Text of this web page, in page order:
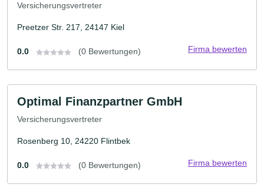
Versicherungsvertreter
Preetzer Str. 217, 24147 Kiel
0.0 (0 Bewertungen) Firma bewerten
Optimal Finanzpartner GmbH
Versicherungsvertreter
Rosenberg 10, 24220 Flintbek
0.0 (0 Bewertungen) Firma bewerten